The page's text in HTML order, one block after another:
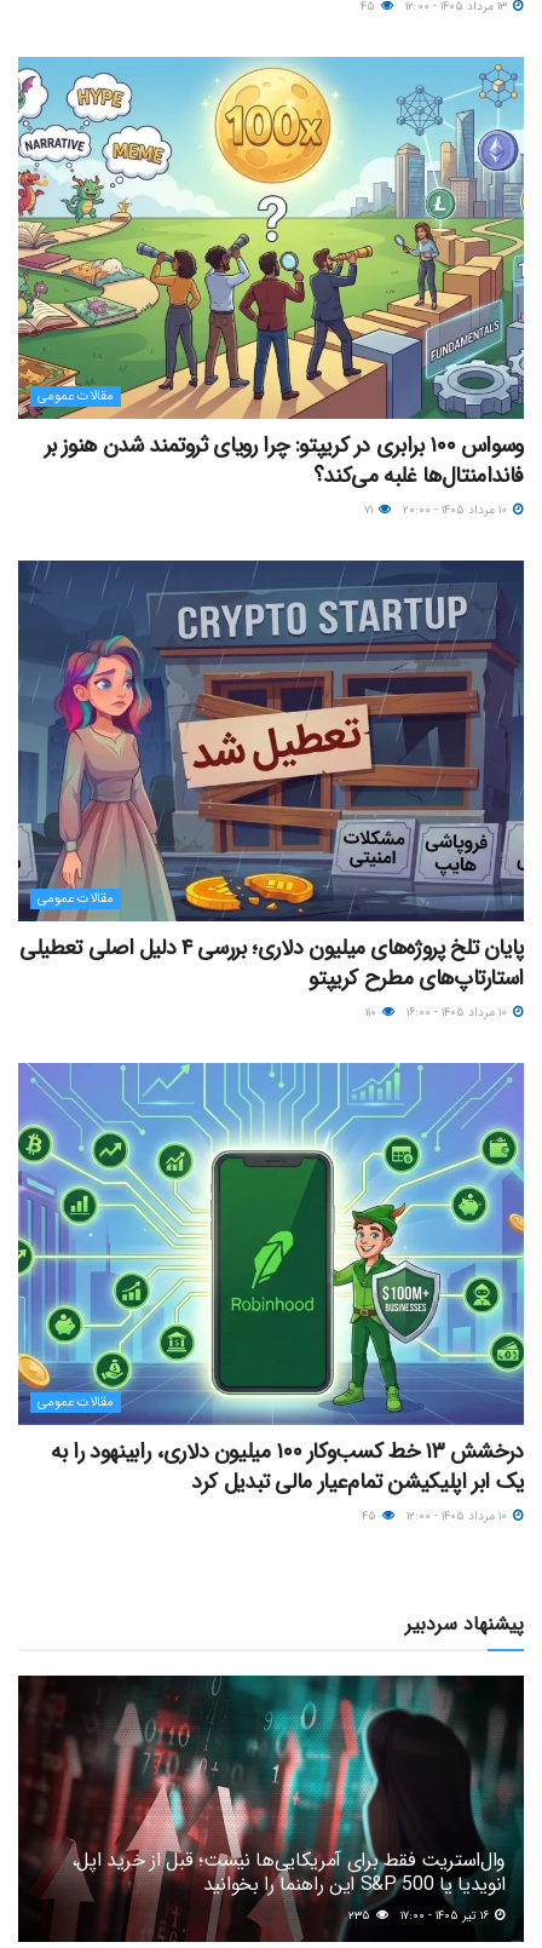
مقالات عمومی
وسواس ۱۰۰ برابری در کریپتو: چرا رویای ثروتمند شدن هنوز بر
فاندامنتال‌ها غلبه می‌کند؟
مقالات عمومی
پایان تلخ پروژه‌های میلیون دلاری؛ بررسی ۴ دلیل اصلی تعطیلی
استارتاپ‌های مطرح کریپتو
مقالات عمومی
درخشش ۱۳ خط کسب‌وکار ۱۰۰ میلیون دلاری، رابینهود را به
یک ابر اپلیکیشن تمام‌عیار مالی تبدیل کرد
پیشنهاد سردبیر
وال‌استریت فقط برای آمریکایی‌ها نیست؛ قبل از خرید اپل،
انویدیا یا S&P 500 این راهنما را بخوانید
۲۳۵